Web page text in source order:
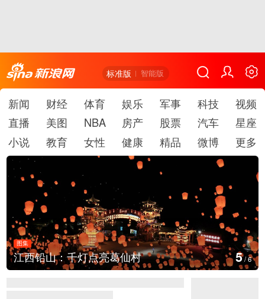
标准版 智能版
新闻 财经 体育 娱乐 军事 科技
视频
直播
美图 NBA 房产 股票 汽车
星座
小说
教育 女性 健康 精品 微博 更多
图集
上海：七彩稻田画迎最佳观赏期 6/6